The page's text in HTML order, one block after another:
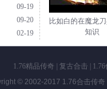
09-19
09-20
02-19
比如白的在魔龙
知识
1.76精品传奇 复古合击|
© 2002-2017 1.76合击传奇